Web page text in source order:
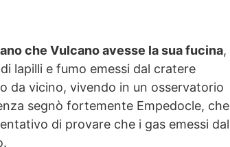
che Vulcano avesse la sua fucina,
lapilli e fumo emessi dal cratere
da vicino, vivendo in un osservatorio
segnò fortemente Empedocle, che
di provare che i gas emessi dal